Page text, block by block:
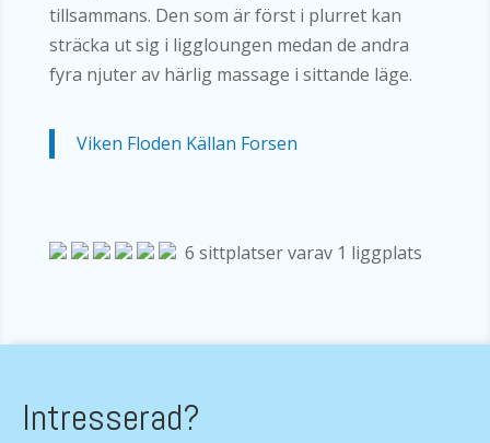
tillsammans. Den som är först i plurret kan
sträcka ut sig i liggloungen medan de andra
fyra njuter av härlig massage i sittande läge.
Viken Floden Källan Forsen
6 sittplatser varav 1 liggplats
Intresserad?